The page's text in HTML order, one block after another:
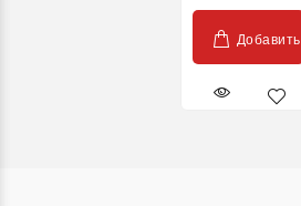
Добавить